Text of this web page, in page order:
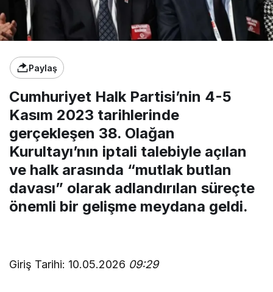
Paylaş
Cumhuriyet Halk Partisi’nin 4-5
Kasım 2023 tarihlerinde
gerçekleşen 38. Olağan
Kurultayı’nın iptali talebiyle açılan
ve halk arasında “mutlak butlan
davası” olarak adlandırılan süreçte
önemli bir gelişme meydana geldi.
Giriş Tarihi: 10.05.2026 09:29